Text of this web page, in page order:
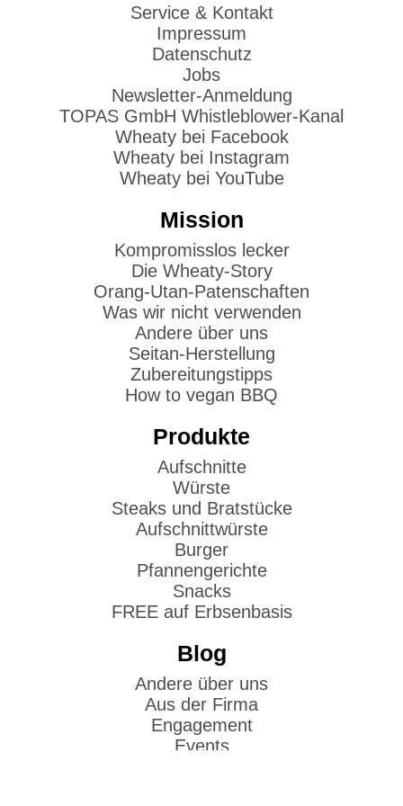
Service & Kontakt
Impressum
Datenschutz
Jobs
Newsletter-Anmeldung
TOPAS GmbH Whistleblower-Kanal
Wheaty bei Facebook
Wheaty bei Instagram
Wheaty bei YouTube
Mission
Kompromisslos lecker
Die Wheaty-Story
Orang-Utan-Patenschaften
Was wir nicht verwenden
Andere über uns
Seitan-Herstellung
Zubereitungstipps
How to vegan BBQ
Produkte
Aufschnitte
Würste
Steaks und Bratstücke
Aufschnittwürste
Burger
Pfannengerichte
Snacks
FREE auf Erbsenbasis
Blog
Andere über uns
Aus der Firma
Engagement
Events